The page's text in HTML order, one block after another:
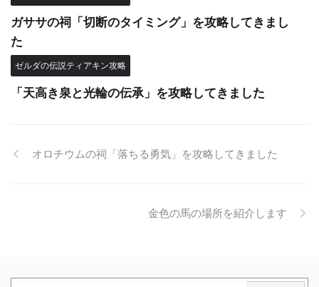
ガササの祠「切断のタイミング」を攻略してきまし
た
ゼルダの伝説ティアキン攻略
「天高き泉と光輪の伝承」を攻略してきました
オロチウムの祠「落ちる勇気」を攻略してきました
金色の馬の場所を紹介します